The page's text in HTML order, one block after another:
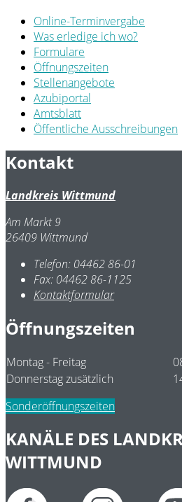
Online-Terminvergabe
Was erledige ich wo?
Formulare
Öffnungszeiten
Stellenangebote
Azubiportal
Amtsblatt
Öffentliche Ausschreibungen
Kontakt
Landkreis Wittmund
Am Markt 9
26409 Wittmund
Telefon: 04462 86-01
Fax: 04462 86-1125
Kontaktformular
Öffnungszeiten
Montag - Freitag
Donnerstag zusätzlich
Sonderöffnungszeiten
KANÄLE DES
WITTMUND